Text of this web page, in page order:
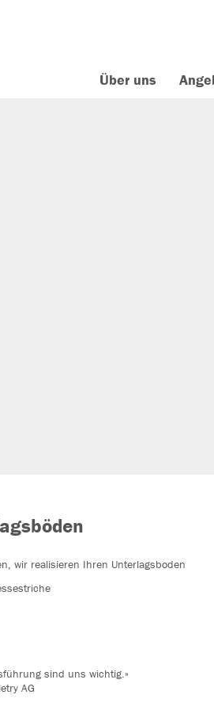
Über uns
wir realisieren Ihren Unterlagsboden
sind uns wichtig.»
AG